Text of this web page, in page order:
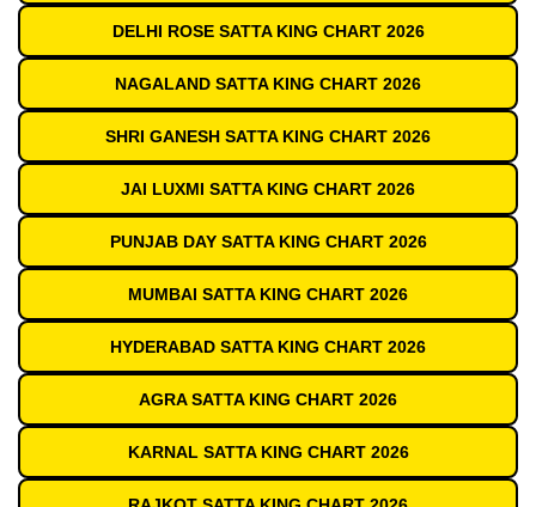
DELHI ROSE SATTA KING CHART 2026
NAGALAND SATTA KING CHART 2026
SHRI GANESH SATTA KING CHART 2026
JAI LUXMI SATTA KING CHART 2026
PUNJAB DAY SATTA KING CHART 2026
MUMBAI SATTA KING CHART 2026
HYDERABAD SATTA KING CHART 2026
AGRA SATTA KING CHART 2026
KARNAL SATTA KING CHART 2026